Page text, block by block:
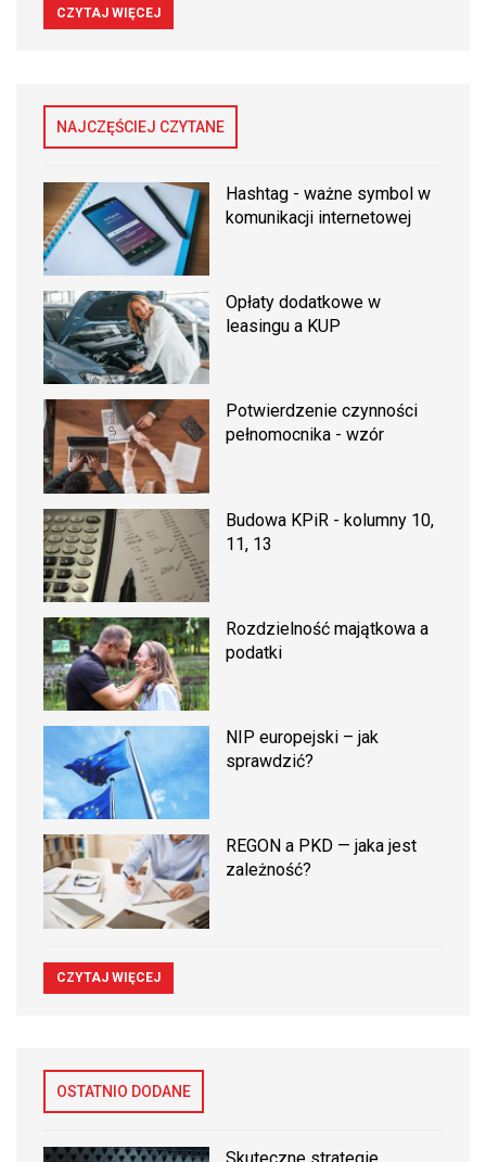
CZYTAJ WIĘCEJ
NAJCZĘŚCIEJ CZYTANE
Hashtag - ważne symbol w
komunikacji internetowej
Opłaty dodatkowe w
leasingu a KUP
Potwierdzenie czynności
pełnomocnika - wzór
Budowa KPiR - kolumny 10,
11, 13
Rozdzielność majątkowa a
podatki
NIP europejski – jak
sprawdzić?
REGON a PKD — jaka jest
zależność?
CZYTAJ WIĘCEJ
OSTATNIO DODANE
Skuteczne strategie